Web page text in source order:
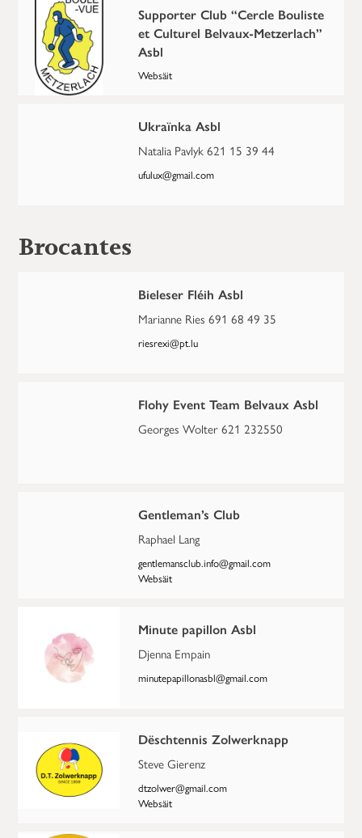
Supporter Club “Cercle Bouliste
et Culturel Belvaux-Metzerlach”
Asbl
Websäit
Ukraïnka Asbl
Natalia Pavlyk 621 15 39 44
ufulux@gmail.com
Brocantes
Bieleser Fléih Asbl
Marianne Ries 691 68 49 35
riesrexi@pt.lu
Flohy Event Team Belvaux Asbl
Georges Wolter 621 232550
Gentleman’s Club
Raphael Lang
gentlemansclub.info@gmail.com
Websäit
Minute papillon Asbl
Djenna Empain
minutepapillonasbl@gmail.com
Dëschtennis Zolwerknapp
Steve Gierenz
dtzolwer@gmail.com
Websäit